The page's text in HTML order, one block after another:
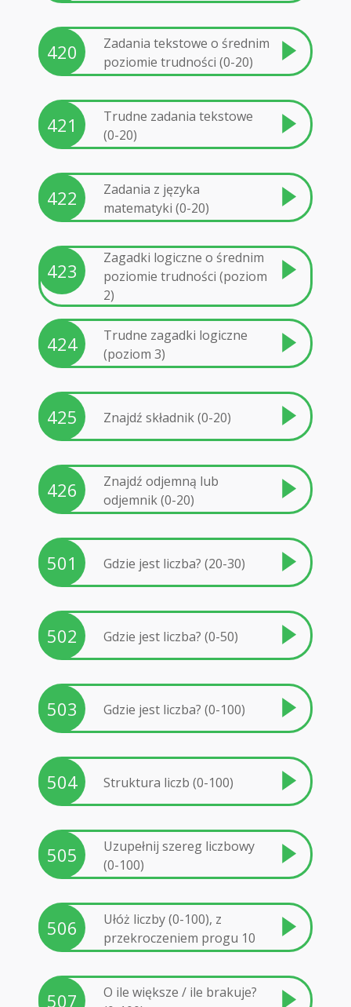
420
Zadania tekstowe o średnim
poziomie trudności (0-20)
421
Trudne zadania tekstowe
(0-20)
422
Zadania z języka
matematyki (0-20)
423
Zagadki logiczne o średnim
poziomie trudności (poziom
2)
424
Trudne zagadki logiczne
(poziom 3)
425 Znajdź składnik (0-20)
426
Znajdź odjemną lub
odjemnik (0-20)
501 Gdzie jest liczba? (20-30)
502 Gdzie jest liczba? (0-50)
503 Gdzie jest liczba? (0-100)
504 Struktura liczb (0-100)
505
Uzupełnij szereg liczbowy
(0-100)
506
Ułóż liczby (0-100), z
przekroczeniem progu 10
507
O ile większe / ile brakuje?